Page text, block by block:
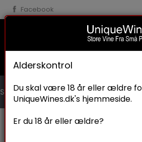
Nyhedsbrev
Facebook
SPECIALITETER BLOG
Alderskontrol
Du skal være 18 år eller ældre
UniqueWines.dk's hjemmeside.
Er du 18 år eller ældre?